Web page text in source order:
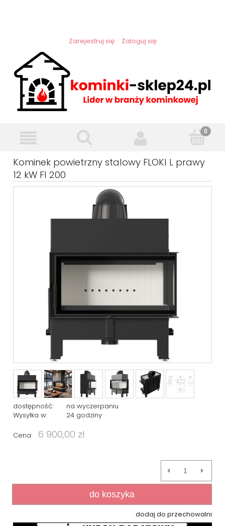
Zarejestruj się Zaloguj się
Kominek powietrzny stalowy FLOKI L prawy
12 kW FI 200
dostępność:
na wyczerpaniu
Wysyłka w:
24 godziny
Cena: 6 900,00 zł
do koszyka
dodaj do przechowalni